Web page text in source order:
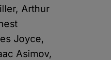
Arthur
Joyce,
Asimov,